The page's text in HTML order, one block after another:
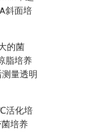
斜面培
的菌
脂培养
量透明
活化培
培养